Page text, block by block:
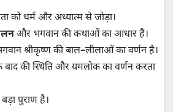
को धर्म और अध्यात्म से जोड़ा।
और भगवान की कथाओं का आधार है।
श्रीकृष्ण की बाल–लीलाओं का वर्णन है।
की स्थिति और यमलोक का वर्णन करता
पुराण है।